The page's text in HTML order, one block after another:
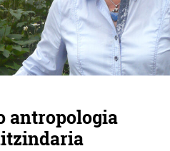
antropologia